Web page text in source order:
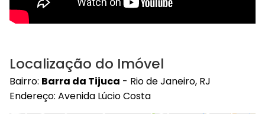
Localização do Imóvel
Bairro: Barra da Tijuca - Rio de Janeiro, RJ
Endereço: Avenida Lúcio Costa